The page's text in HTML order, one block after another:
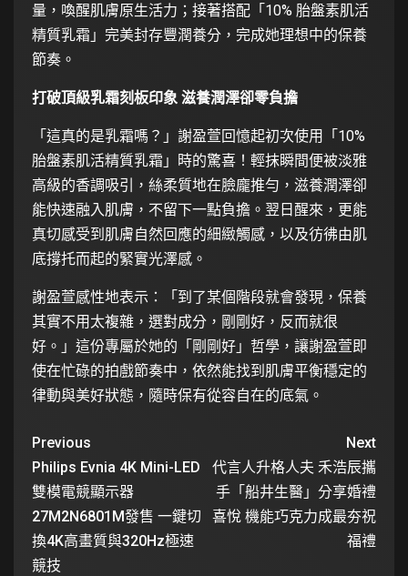
量，喚醒肌膚原生活力；接著搭配「10% 胎盤素肌活
精質乳霜」完美封存豐潤養分，完成她理想中的保養
節奏。
打破頂級乳霜刻板印象 滋養潤澤卻零負擔
「這真的是乳霜嗎？」謝盈萱回憶起初次使用「10%
胎盤素肌活精質乳霜」時的驚喜！輕抹瞬間便被淡雅
高級的香調吸引，絲柔質地在臉龐推勻，滋養潤澤卻
能快速融入肌膚，不留下一點負擔。翌日醒來，更能
真切感受到肌膚自然回應的細緻觸感，以及彷彿由肌
底撐托而起的緊實光澤感。
謝盈萱感性地表示：「到了某個階段就會發現，保養
其實不用太複雜，選對成分，剛剛好，反而就很
好。」這份專屬於她的「剛剛好」哲學，讓謝盈萱即
使在忙碌的拍戲節奏中，依然能找到肌膚平衡穩定的
律動與美好狀態，隨時保有從容自在的底氣。
Previous
Philips Evnia 4K Mini-LED
雙模電競顯示器
27M2N6801M發售 一鍵切
換4K高畫質與320Hz極速
競技
Next
代言人升格人夫 禾浩辰攜
手「船井生醫」分享婚禮
喜悅 機能巧克力成最夯祝
福禮